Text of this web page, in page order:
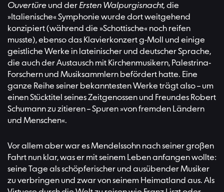
Ouvertüre und derErsten Walpurgisnacht,die
»Italienische« Symphonie wurde dort weitgehend
konzipiert (während die »Schottische« noch reifen
musste), ebenso das Klavierkonzert g-Moll und einige
geistliche Werke in lateinischer und deutscher Sprache,
die auch der Austausch mit Kirchenmusikern, Palestrina-
Forschern und Musiksammlern befördert hatte. Eine
ganze Reihe seiner bekanntesten Werke trägt also – um
einen Stücktitel seines Zeitgenossen und Freundes Robert
Schumann zu zitieren – Spuren »von fremden Ländern
und Menschen«.
Vor allem aber war es Mendelssohn nach seiner großen
Fahrt nun klar, was er mit seinem Leben anfangen wollte:
seine Tage als schöpferischer und ausübender Musiker
zu verbringen und zwar von seinem Heimatland aus. Als